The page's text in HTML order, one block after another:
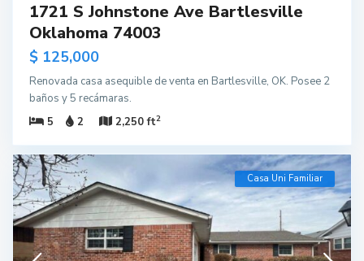
1721 S Johnstone Ave Bartlesville
Oklahoma 74003
$ 125,000
Renovada casa asequible de venta en Bartlesville, OK. Posee 2
baños y 5 recámaras.
5
2 2,250 ft2
Casa Uni Familiar